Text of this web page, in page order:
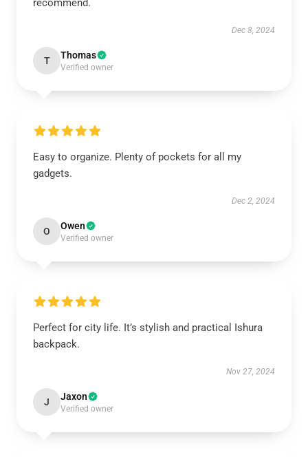
recommend.
Dec 8, 2024
T Thomas
Verified owner
Easy to organize. Plenty of pockets for all my
gadgets.
Dec 2, 2024
O Owen
Verified owner
Perfect for city life. It’s stylish and practical Ishura
backpack.
Nov 27, 2024
J Jaxon
Verified owner